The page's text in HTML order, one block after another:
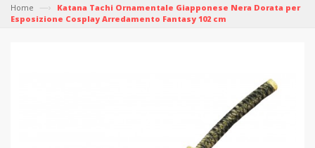
Home —›
Katana Tachi Ornamentale Giapponese Nera Dorata per
Esposizione Cosplay Arredamento Fantasy 102 cm